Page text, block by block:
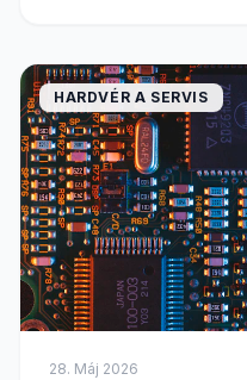
HARDVÉR A SERVIS
28. Máj 2026